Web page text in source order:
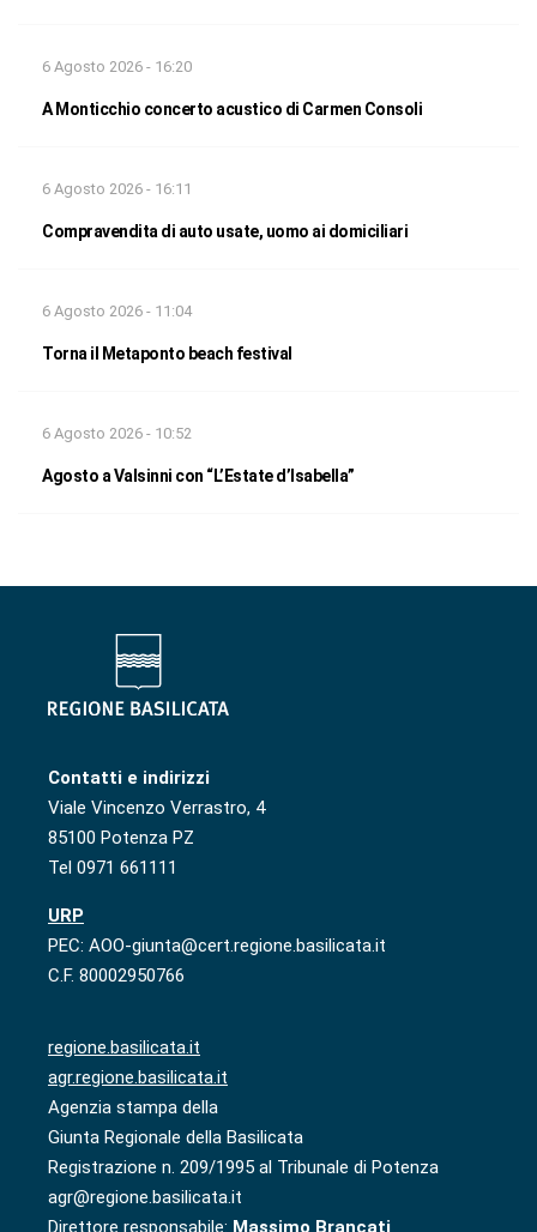
6 Agosto 2026 - 16:20
A Monticchio concerto acustico di Carmen Consoli
6 Agosto 2026 - 16:11
Compravendita di auto usate, uomo ai domiciliari
6 Agosto 2026 - 11:04
Torna il Metaponto beach festival
6 Agosto 2026 - 10:52
Agosto a Valsinni con “L’Estate d’Isabella”
Contatti e indirizzi
Viale Vincenzo Verrastro, 4
85100 Potenza PZ
Tel 0971 661111
URP
PEC: AOO-giunta@cert.regione.basilicata.it
C.F. 80002950766
regione.basilicata.it
agr.regione.basilicata.it
Agenzia stampa della
Giunta Regionale della Basilicata
Registrazione n. 209/1995 al Tribunale di Potenza
agr@regione.basilicata.it
Direttore responsabile: Massimo Brancati